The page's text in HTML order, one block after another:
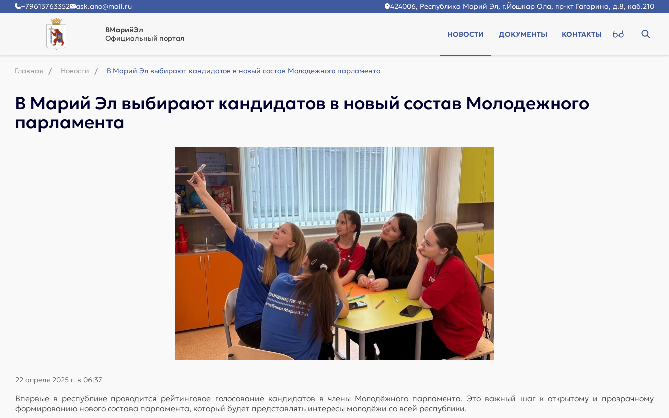
+79613763352 ask.ano@mail.ru 424006, Республика Марий Эл, г.Йошкар Ола, пр-кт Гагарина, д.8, каб.210
ВМарийЭл
Официальный портал
НОВОСТИ ДОКУМЕНТЫ КОНТАКТЫ
Главная Новости В Марий Эл выбирают кандидатов в новый состав Молодежного парламента
В Марий Эл выбирают кандидатов в новый состав Молодежного
парламента
22 апреля 2025 г. в 06:37
Впервые в республике проводится рейтинговое голосование кандидатов в члены Молодёжного парламента. Это важный шаг к открытому и прозрачному
формированию нового состава парламента, который будет представлять интересы молодёжи со всей республики.